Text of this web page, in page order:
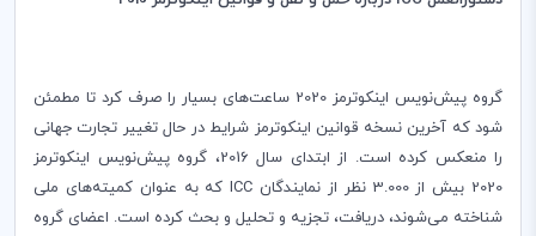
گروه پیش‌نویس اینکوترمز 2020 ساعت‌های بسیار را صرف کرد تا مطمئن
شود که آخرین نسخه قوانین اینکوترمز شرایط در حال تغییر تجارت جهانی
را منعکس کرده است. از ابتدای سال 2016، گروه پیش‌نویس اینکوترمز
2020 بیش از 3.000 نظر از نمایندگان
ICCکه به عنوان کمیته‌های ملی
شناخته می‌شوند، دریافت، تجزیه و تحلیل و بحث کرده است. اعضای گروه